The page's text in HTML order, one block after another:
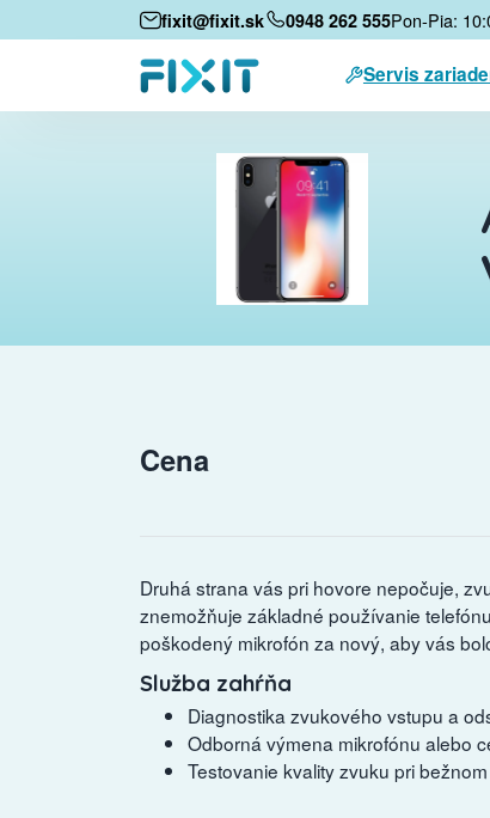
fixit@fixit.sk 0948 262 555Pon-Pia:
Servis
Cena
Druhá strana vás pri hovore nepočuje,
znemožňuje základné používanie
poškodený mikrofón za nový, aby vás
Služba zahŕňa
Diagnostika zvukového vstupu a
Odborná výmena mikrofónu alebo
Testovanie kvality zvuku pri